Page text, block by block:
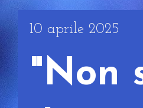
10 aprile 2025
"Non